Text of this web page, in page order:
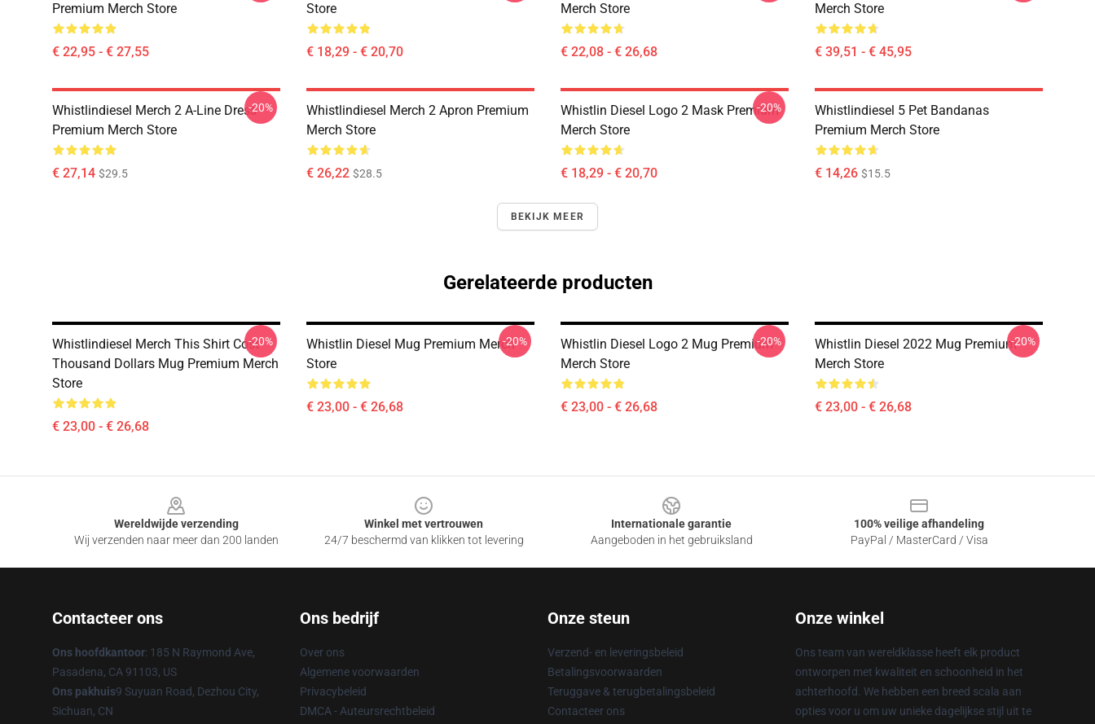
Premium Merch Store
€ 22,95 - € 27,55
Store
€ 18,29 - € 20,70
Merch Store
€ 22,08 - € 26,68
Merch Store
€ 39,51 - € 45,95
Whistlindiesel Merch 2 A-Line Dress
Premium Merch Store
€ 27,14 $29.5
-20%
Whistlindiesel Merch 2 Apron Premium
Merch Store
€ 26,22 $28.5
Whistlin Diesel Logo 2 Mask Premium
Merch Store
€ 18,29 - € 20,70
-20%
Whistlindiesel 5 Pet Bandanas
Premium Merch Store
€ 14,26 $15.5
BEKIJK MEER
Gerelateerde producten
Whistlindiesel Merch This Shirt Cost
Thousand Dollars Mug Premium Merch
Store
€ 23,00 - € 26,68
-20%
Whistlin Diesel Mug Premium Merch
Store
€ 23,00 - € 26,68
-20%
Whistlin Diesel Logo 2 Mug Premium
Merch Store
€ 23,00 - € 26,68
-20%
Whistlin Diesel 2022 Mug Premium
Merch Store
€ 23,00 - € 26,68
-20%
Wereldwijde verzending
Wij verzenden naar meer dan 200 landen
Winkel met vertrouwen
24/7 beschermd van klikken tot levering
Internationale garantie
Aangeboden in het gebruiksland
100% veilige afhandeling
PayPal / MasterCard / Visa
Contacteer ons
Ons hoofdkantoor: 185 N Raymond Ave,
Pasadena, CA 91103, US
Ons pakhuis9 Suyuan Road, Dezhou City,
Sichuan, CN
Ons bedrijf
Over ons
Algemene voorwaarden
Privacybeleid
DMCA - Auteursrechtbeleid
Onze steun
Verzend- en leveringsbeleid
Betalingsvoorwaarden
Teruggave & terugbetalingsbeleid
Contacteer ons
Onze winkel
Ons team van wereldklasse heeft elk product
ontworpen met kwaliteit en schoonheid in het
achterhoofd. We hebben een breed scala aan
opties voor u om uw unieke dagelijkse stijl uit te